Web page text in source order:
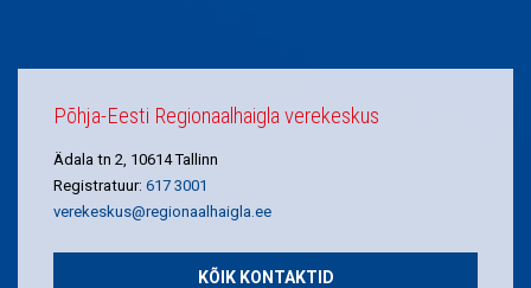
Põhja-Eesti Regionaalhaigla verekeskus
Ädala tn 2, 10614 Tallinn
Registratuur: 617 3001
verekeskus@regionaalhaigla.ee
KÕIK KONTAKTID